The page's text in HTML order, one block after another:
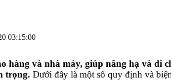
03:15:00
và nhà máy, giúp nâng hạ và di
trọng. Dưới đây là một số quy định và